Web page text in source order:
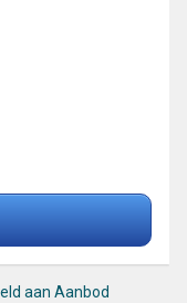
aan Aanbod